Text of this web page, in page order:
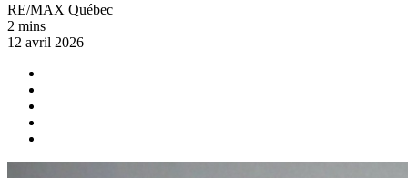
RE/MAX Québec
2 mins
12 avril 2026